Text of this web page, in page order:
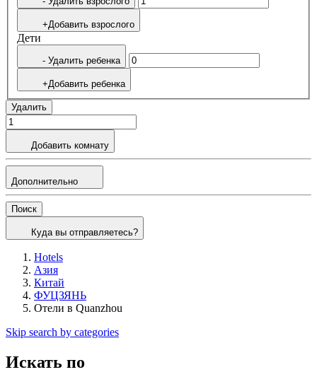
+Добавить взрослого
Дети
- Удалить ребенка
+Добавить ребенка
Удалить
Добавить комнату
Дополнительно
Поиск
Куда вы отправляетесь?
Hotels
Азия
Китай
ФУЦЗЯНЬ
Отели в Quanzhou
Skip search by categories
Искать по